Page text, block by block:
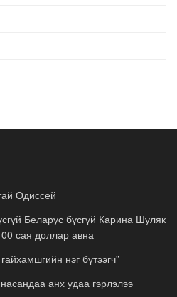
Одиссей
Беларус бүсгүй Карина Шуляк
сая доллар авна
нэг бүтээгч”
анх удаа гэрлэлээ